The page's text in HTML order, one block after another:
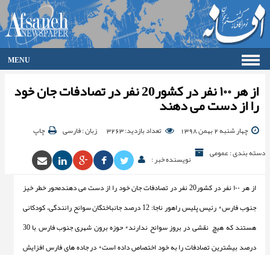
MENU
فرهنگ
اقتصاد
گزارش تصویری
جامعه
سیاست
حوادث
آرشیو
ارتباط با ما
از هر ۱۰۰ نفر در کشور20 نفر در تصادفات جان خود
را از دست می دهند
چهار شنبه 2 بهمن 1398 تعداد بازدید: 3263 زبان : فارسی
چاپ
دسته بندی : عمومی
نویسنده خبر :
از هر ۱۰۰ نفر در کشور20 نفر در تصادفات جان خود را از دست می دهندمحور خطر خیز
جنوب فارس* رئیس پلیس راهور ناجا: 12 درصد جانباختگان سوانح رانندگی، کودکانی
هستند که هیچ نقشی در بروز سوانح ندارند* حوزه برون شهری جنوب فارس با 30
درصد بیشترین تصادفات را به خود اختصاص داده است* در جاده های فارس افزایش